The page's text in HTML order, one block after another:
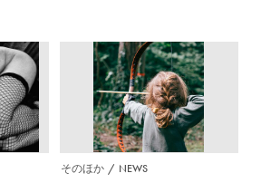
そのほか NEWS